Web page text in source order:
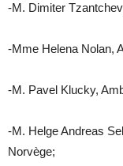
-M. Dimiter
-Mme Helena Nolan,
-M. Pavel Klucky,
-M. Helge Andreas
Norvège;